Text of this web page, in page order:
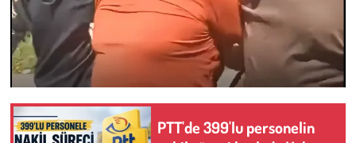
PTT'de 399'lu personelin